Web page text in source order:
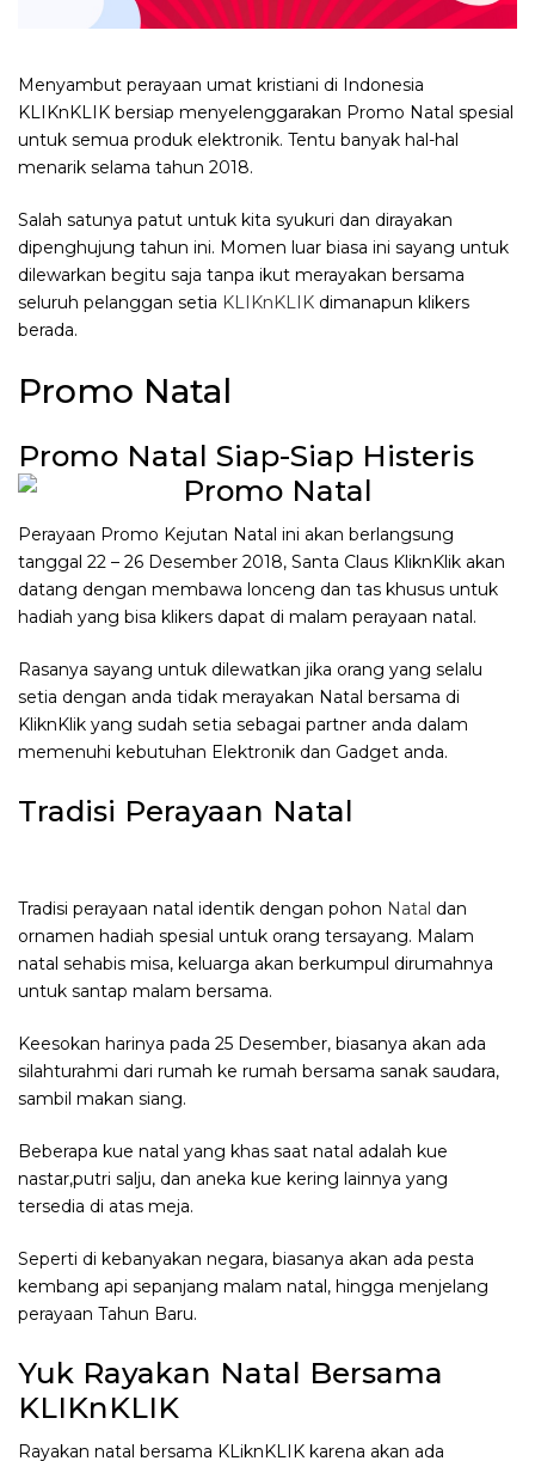
Menyambut perayaan umat kristiani di Indonesia
KLIKnKLIK bersiap menyelenggarakan Promo Natal spesial
untuk semua produk elektronik. Tentu banyak hal-hal
menarik selama tahun 2018.
Salah satunya patut untuk kita syukuri dan dirayakan
dipenghujung tahun ini. Momen luar biasa ini sayang untuk
dilewarkan begitu saja tanpa ikut merayakan bersama
seluruh pelanggan setia KLIKnKLIK dimanapun klikers
berada.
Promo Natal
Promo Natal Siap-Siap Histeris
Perayaan Promo Kejutan Natal ini akan berlangsung
tanggal 22 – 26 Desember 2018, Santa Claus KliknKlik akan
datang dengan membawa lonceng dan tas khusus untuk
hadiah yang bisa klikers dapat di malam perayaan natal.
Rasanya sayang untuk dilewatkan jika orang yang selalu
setia dengan anda tidak merayakan Natal bersama di
KliknKlik yang sudah setia sebagai partner anda dalam
memenuhi kebutuhan Elektronik dan Gadget anda.
Tradisi Perayaan Natal
Tradisi perayaan natal identik dengan pohon Natal dan
ornamen hadiah spesial untuk orang tersayang. Malam
natal sehabis misa, keluarga akan berkumpul dirumahnya
untuk santap malam bersama.
Keesokan harinya pada 25 Desember, biasanya akan ada
silahturahmi dari rumah ke rumah bersama sanak saudara,
sambil makan siang.
Beberapa kue natal yang khas saat natal adalah kue
nastar,putri salju, dan aneka kue kering lainnya yang
tersedia di atas meja.
Seperti di kebanyakan negara, biasanya akan ada pesta
kembang api sepanjang malam natal, hingga menjelang
perayaan Tahun Baru.
Yuk Rayakan Natal Bersama
KLIKnKLIK
Rayakan natal bersama KLiknKLIK karena akan ada